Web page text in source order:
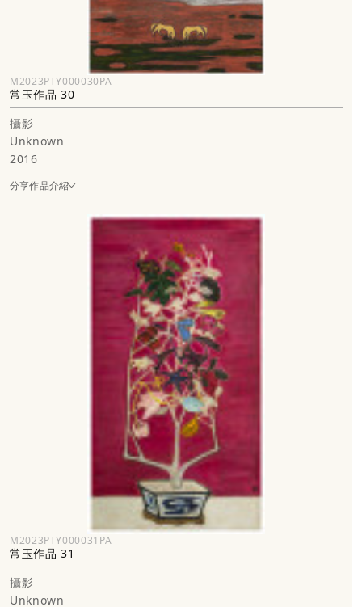
M2023PTY000030PA
常玉作品 30
攝影
Unknown
2016
分享作品介紹
M2023PTY000031PA
常玉作品 31
攝影
Unknown